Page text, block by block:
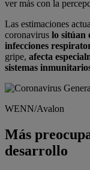
ver más con la
Las estimaciones
coronavirus lo sitúan
infecciones
gripe, afecta
sistemas
WENN/Avalon
Más
desarrollo